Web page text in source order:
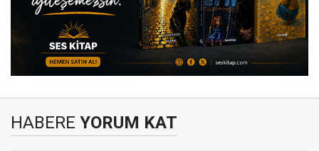
HABERE YORUM KAT